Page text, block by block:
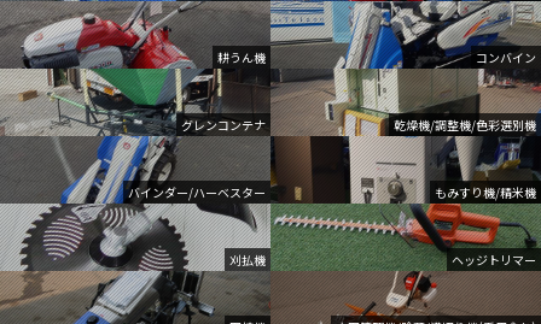
耕うん機 コンバイン
グレンコンテナ 乾燥機/調整機/色彩選別機
バインダー/ハーベスター もみすり機/精米機
刈払機 ヘッジトリマー